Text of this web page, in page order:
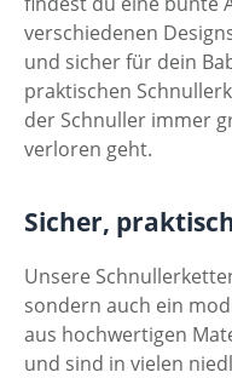
verschiedenen
und sicher für dein
praktischen
der Schnuller immer
verloren geht.
Sicher,
Unsere
sondern auch ein
aus hochwertigen
und sind in vielen